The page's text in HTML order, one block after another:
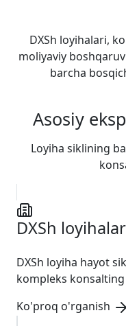
DXSh loyihalari,
moliyaviy
barcha
Asosiy
Loyiha siklining
DXSh
DXSh loyiha hayot
kompleks
Ko'proq o'rganish